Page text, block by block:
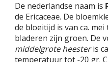
De nederlandse naam is
de Ericaceae. De
de bloeitijd is van ca.
bladeren zijn groen. De
middelgrote heesteris
temperatuur tot -20 gr.